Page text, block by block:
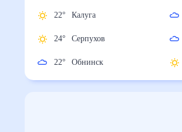
22° Калуга
24° Серпухов
22° Обнинск